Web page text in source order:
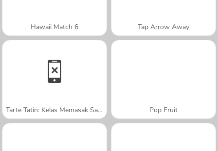
Hawaii Match 6 Tap Arrow Away
Tarte Tatin: Kelas Memasak Sara Pop Fruit